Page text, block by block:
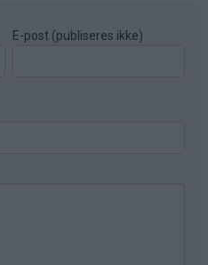
E-post (publiseres ikke)